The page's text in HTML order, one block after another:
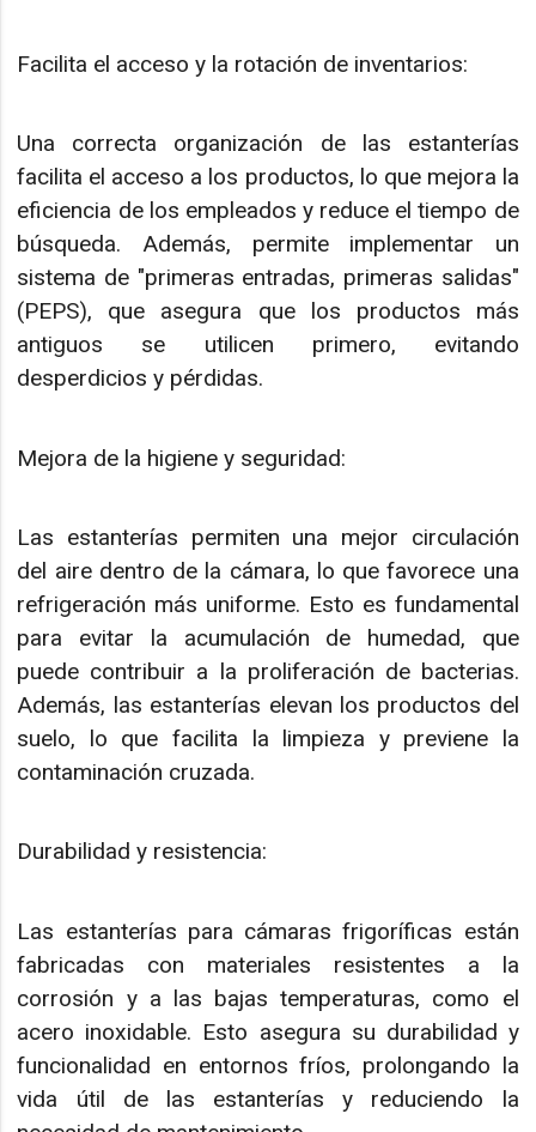
Facilita el acceso y la rotación de inventarios:
Una correcta organización de las estanterías
facilita el acceso a los productos, lo que mejora la
eficiencia de los empleados y reduce el tiempo de
búsqueda. Además, permite implementar un
sistema de "primeras entradas, primeras salidas"
(PEPS), que asegura que los productos más
antiguos se utilicen primero, evitando
desperdicios y pérdidas.
Mejora de la higiene y seguridad:
Las estanterías permiten una mejor circulación
del aire dentro de la cámara, lo que favorece una
refrigeración más uniforme. Esto es fundamental
para evitar la acumulación de humedad, que
puede contribuir a la proliferación de bacterias.
Además, las estanterías elevan los productos del
suelo, lo que facilita la limpieza y previene la
contaminación cruzada.
Durabilidad y resistencia:
Las estanterías para cámaras frigoríficas están
fabricadas con materiales resistentes a la
corrosión y a las bajas temperaturas, como el
acero inoxidable. Esto asegura su durabilidad y
funcionalidad en entornos fríos, prolongando la
vida útil de las estanterías y reduciendo la